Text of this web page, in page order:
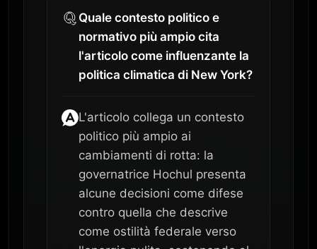
Quale contesto politico e
normativo più ampio cita
l'articolo come influenzante la
politica climatica di New York?
L'articolo collega un contesto
politico più ampio ai
cambiamenti di rotta: la
governatrice Hochul presenta
alcune decisioni come difese
contro quella che descrive
come ostilità federale verso